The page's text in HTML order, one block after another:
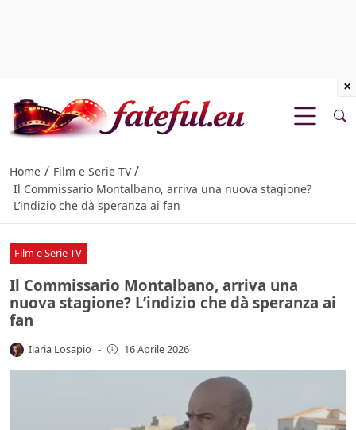
Home / Film e Serie TV /
Il Commissario Montalbano, arriva una nuova stagione?
L’indizio che dà speranza ai fan
Film e Serie TV
Il Commissario Montalbano, arriva una
nuova stagione? L’indizio che dà speranza ai
fan
Ilaria Losapio - 16 Aprile 2026
×